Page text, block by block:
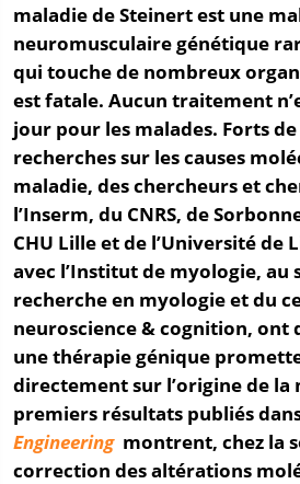
maladiede Steinert est une
neuromusculaire génétique
qui touche de nombreux
est fatale. Aucun traitement
jour pour les malades. Forts
recherches sur les causes
maladie, des chercheurs et
l’Inserm, du CNRS, de
CHU Lille et de l’Université de
avec l’Institut de myologie, au
recherche en myologie et du
neuroscience & cognition, ont
une thérapie génique
directement sur l’origine de la
premiers résultats publiés
Engineeringmontrent, chez la
correction des altérations